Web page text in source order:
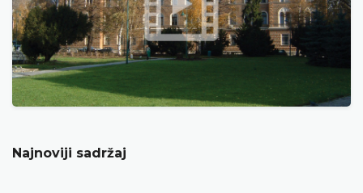
Najnoviji sadržaj